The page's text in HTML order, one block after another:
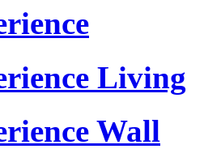
Living
Wall